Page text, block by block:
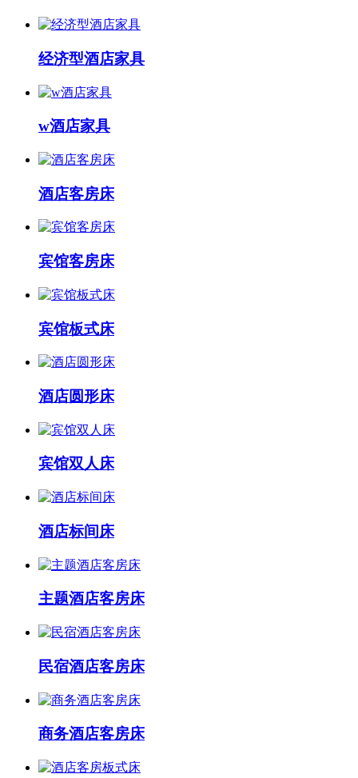
经济型酒店家具
w酒店家具
酒店客房床
宾馆客房床
宾馆板式床
酒店圆形床
宾馆双人床
酒店标间床
主题酒店客房床
民宿酒店客房床
商务酒店客房床